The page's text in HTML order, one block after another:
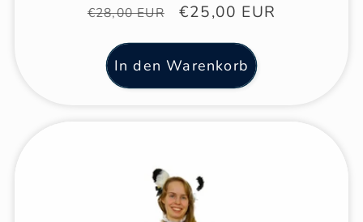
Normaler
€28,00 EUR Verkaufspreis
€25,00 EUR
In den Warenkorb